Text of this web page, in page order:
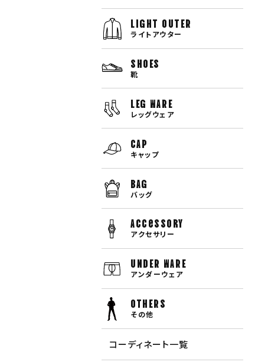
LIGHT OUTER
ライトアウター
SHOES
靴
LEG WARE
レッグウェア
CAP
キャップ
BAG
バッグ
Accessory
アクセサリー
UNDER WARE
アンダーウェア
OTHERS
その他
コーディネート一覧